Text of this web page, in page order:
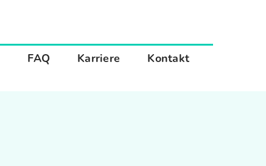
FAQ Karriere Kontakt